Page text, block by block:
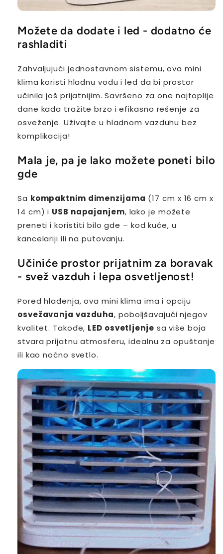
Možete da dodate i led - dodatno će
rashladiti
Zahvaljujući jednostavnom sistemu, ova mini
klima koristi hladnu vodu i led da bi prostor
učinila još prijatnijim. Savršeno za one najtoplije
dane kada tražite brzo i efikasno rešenje za
osveženje. Uživajte u hladnom vazduhu bez
komplikacija!
Mala je, pa je lako možete poneti bilo
gde
Sa kompaktnim dimenzijama (17 cm x 16 cm x
14 cm) i USB napajanjem, lako je možete
preneti i koristiti bilo gde – kod kuće, u
kancelariji ili na putovanju.
Učiniće prostor prijatnim za boravak
- svež vazduh i lepa osvetljenost!
Pored hlađenja, ova mini klima ima i opciju
osvežavanja vazduha, poboljšavajući njegov
kvalitet. Takođe, LED osvetljenje sa više boja
stvara prijatnu atmosferu, idealnu za opuštanje
ili kao noćno svetlo.